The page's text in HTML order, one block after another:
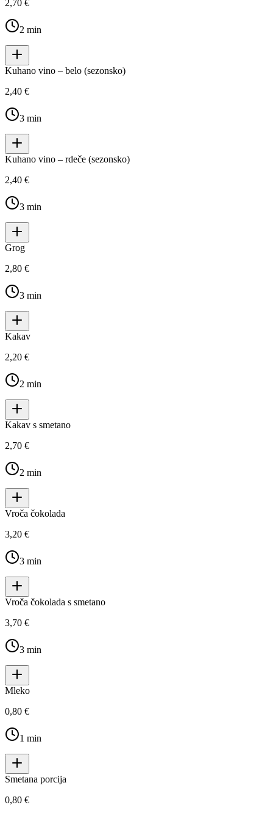
2,70 €
2 min
Kuhano vino – belo (sezonsko)
2,40 €
3 min
Kuhano vino – rdeče (sezonsko)
2,40 €
3 min
Grog
2,80 €
3 min
Kakav
2,20 €
2 min
Kakav s smetano
2,70 €
2 min
Vroča čokolada
3,20 €
3 min
Vroča čokolada s smetano
3,70 €
3 min
Mleko
0,80 €
1 min
Smetana porcija
0,80 €